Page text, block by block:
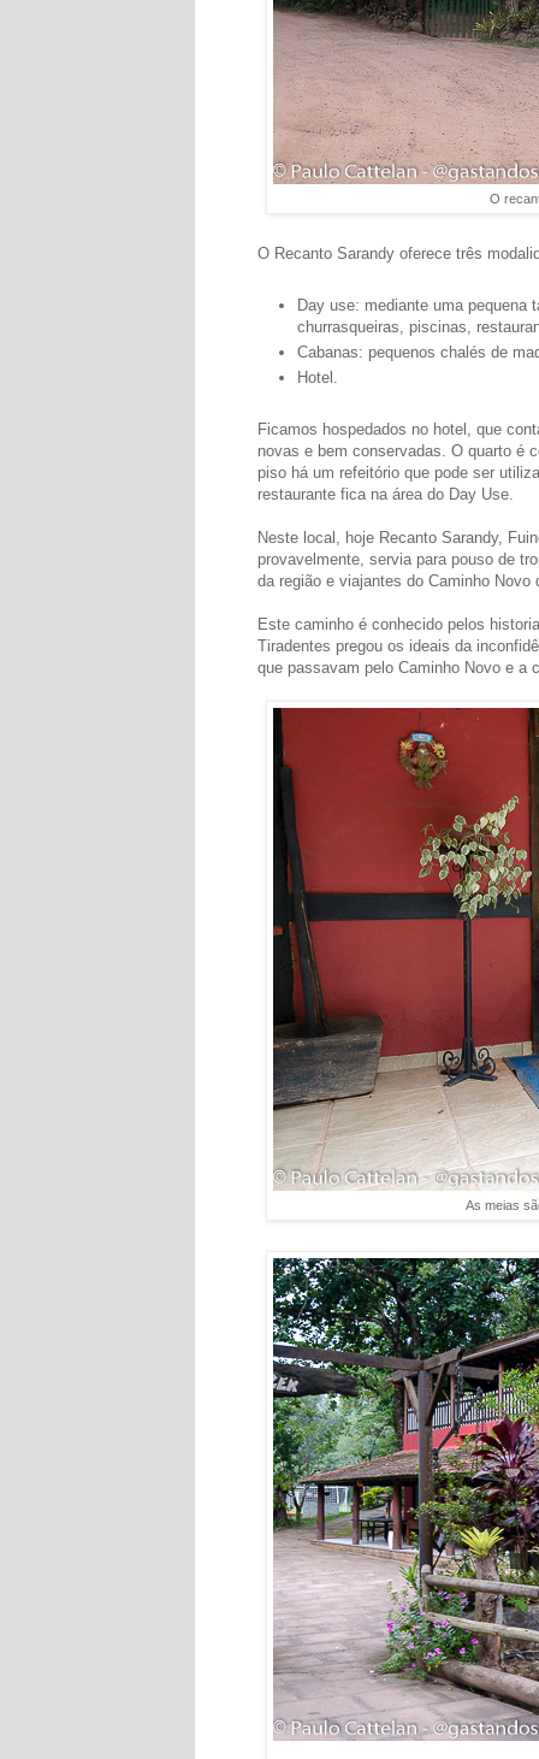
O
O Recanto Sarandy oferece três
Day use: mediante uma pequena
churrasqueiras, piscinas,
Cabanas: pequenos chalés de
Hotel.
Ficamos hospedados no hotel, que
novas e bem conservadas. O quarto é
piso há um refeitório que pode ser
restaurante fica na área do Day Use.
Neste local, hoje Recanto Sarandy,
provavelmente, servia para pouso de
da região e viajantes do Caminho Novo
Este caminho é conhecido pelos
Tiradentes pregou os ideais da
que passavam pelo Caminho Novo e a
As meias